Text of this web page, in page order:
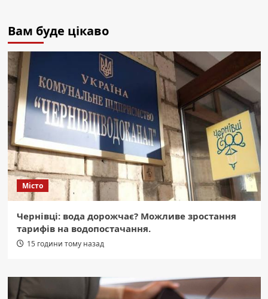
Вам буде цікаво
Місто
Чернівці: вода дорожчає? Можливе зростання
тарифів на водопостачання.
15 години тому назад